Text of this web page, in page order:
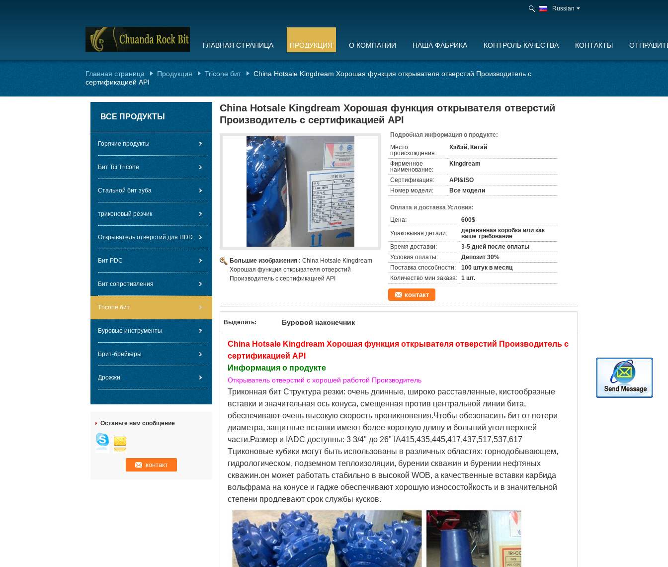
Russian
ГЛАВНАЯ СТРАНИЦА ПРОДУКЦИЯ О КОМПАНИИ НАША ФАБРИКА КОНТРОЛЬ КАЧЕСТВА КОНТАКТЫ
Главная страница Продукция Tricone бит
China Hotsale Kingdream Хорошая функция открывателя отверстий Производитель с
сертификацией API
ВСЕ ПРОДУКТЫ
Горячие продукты
Бит Tci Tricone
Стальной бит зуба
триконовый резчик
Открыватель отверстий для HDD
Бит PDC
Бит сопротивления
Tricone бит
Буровые инструменты
Брит-брейкеры
Дрожжи
Оставьте нам сообщение
China Hotsale Kingdream Хорошая функция открывателя отверстий
Производитель с сертификацией API
Большие изображения : China Hotsale Kingdream
Хорошая функция открывателя отверстий
Производитель с сертификацией API
Подробная информация о продукте:
Место
происхождения:
Хэбэй, Китай
Фирменное
наименование:
Kingdream
Сертификация:
API&ISO
Номер модели:
Все модели
Оплата и доставка Условия:
Цена:
600$
Упаковывая детали:
деревянная коробка или как
ваше требование
Время доставки:
3-5 дней после оплаты
Условия оплаты:
Депозит 30%
Поставка способности:
100 штук в месяц
Количество мин заказа: 1 шт.
контакт
Выделить: Буровой наконечник
China Hotsale Kingdream Хорошая функция открывателя отверстий Производитель с
сертификацией API
Информация о продукте
Открыватель отверстий с хорошей работой Производитель
Триконная бит Структура резки: очень длинные, широко расставленные, кистообразные
вставки и значительная ось конуса, смещенная против центральной линии бита,
обеспечивают очень высокую скорость проникновения.Чтобы обезопасить бит от потери
диаметра, защитные вставки имеют более короткую длину и больший угол верхней
части.Размер и IADC доступны: 3 3/4" до 26" IA415,435,445,417,437,517,537,617
Тциконовые кубики могут быть использованы в различных областях: горнодобывающем,
гидрологическом, подземном теплоизоляции, бурении скважин и бурении нефтяных
скважин.он может работать стабильно в высокой WOB, а качественные вставки карбида
вольфрама на конусе и гадже обеспечивают хорошую износостойкость и в значительной
степени продлевают срок службы кусков.